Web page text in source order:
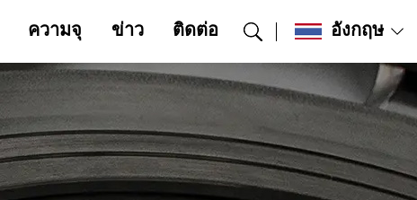
ความจุ ข่าว ติดต่อ อังกฤษ